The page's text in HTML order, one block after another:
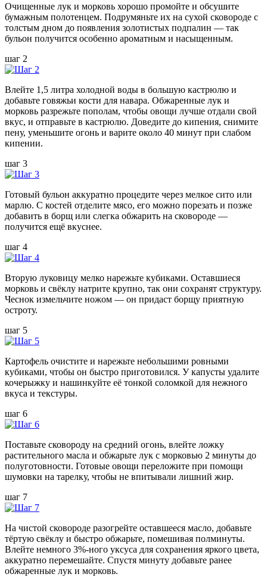
Очищенные лук и морковь хорошо промойте и обсушите
бумажным полотенцем. Подрумяньте их на сухой сковороде с
толстым дном до появления золотистых подпалин — так
бульон получится особенно ароматным и насыщенным.
шаг 2
Влейте 1,5 литра холодной воды в большую кастрюлю и
добавьте говяжьи кости для навара. Обжаренные лук и
морковь разрежьте пополам, чтобы овощи лучше отдали свой
вкус, и отправьте в кастрюлю. Доведите до кипения, снимите
пену, уменьшите огонь и варите около 40 минут при слабом
кипении.
шаг 3
Готовый бульон аккуратно процедите через мелкое сито или
марлю. С костей отделите мясо, его можно порезать и позже
добавить в борщ или слегка обжарить на сковороде —
получится ещё вкуснее.
шаг 4
Вторую луковицу мелко нарежьте кубиками. Оставшиеся
морковь и свёклу натрите крупно, так они сохранят структуру.
Чеснок измельчите ножом — он придаст борщу приятную
остроту.
шаг 5
Картофель очистите и нарежьте небольшими ровными
кубиками, чтобы он быстро приготовился. У капусты удалите
кочерыжку и нашинкуйте её тонкой соломкой для нежного
вкуса и текстуры.
шаг 6
Поставьте сковороду на средний огонь, влейте ложку
растительного масла и обжарьте лук с морковью 2 минуты до
полуготовности. Готовые овощи переложите при помощи
шумовки на тарелку, чтобы не впитывали лишний жир.
шаг 7
На чистой сковороде разогрейте оставшееся масло, добавьте
тёртую свёклу и быстро обжарьте, помешивая полминуты.
Влейте немного 3%-ного уксуса для сохранения яркого цвета,
аккуратно перемешайте. Спустя минуту добавьте ранее
обжаренные лук и морковь.